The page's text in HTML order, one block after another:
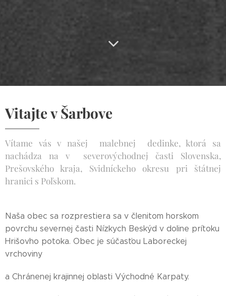
Vitajte v Šarbove
Vítame vás v našej malebnej dedinke, ktorá sa
nachádza na v severovýchodnej časti Slovenska,
Prešovského kraja, Svidníckeho okresu pri štátnej
hranici s Poľskom.
Naša obec sa rozprestiera sa v členitom horskom
povrchu severnej časti Nízkych Beskýd v doline prítoku
Hrišovho potoka. Obec je súčasťou Laboreckej
vrchoviny
a Chránenej krajinnej oblasti Východné Karpaty.